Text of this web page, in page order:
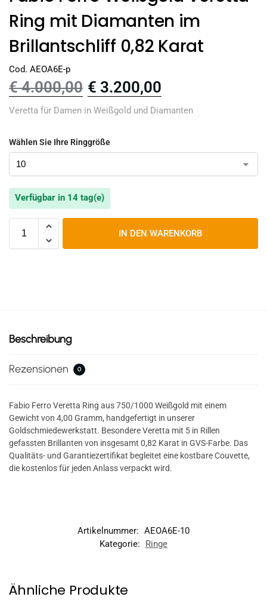
Ring mit Diamanten im
Brillantschliff 0,82 Karat
Cod. AEOA6E-p
€4.000,00 € 3.200,00
Veretta für Damen in Weißgold und Diamanten
Wählen Sie Ihre Ringgröße
Verfügbar in 14 tag(e)
IN DEN WARENKORB
Beschreibung
Rezensionen 0
Fabio Ferro Veretta Ring aus 750/1000 Weißgold mit einem
Gewicht von 4,00 Gramm, handgefertigt in unserer
Goldschmiedewerkstatt. Besondere Veretta mit 5 in Rillen
gefassten Brillanten von insgesamt 0,82 Karat in GVS-Farbe. Das
Qualitäts- und Garantiezertifikat begleitet eine kostbare Couvette,
die kostenlos für jeden Anlass verpackt wird.
Artikelnummer: AEOA6E-10
Kategorie:
Ringe
Ähnliche Produkte